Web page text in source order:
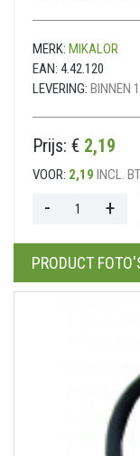
MERK: MIKALOR
EAN: 4.42.120
LEVERING: BINNEN
Prijs: € 2,19
VOOR: 2,19 INCL.
PRODUCT